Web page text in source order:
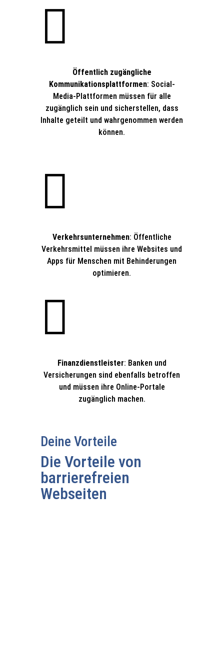

Öffentlich zugängliche
Kommunikationsplattformen: Social-
Media-Plattformen müssen für alle
zugänglich sein und sicherstellen, dass
Inhalte geteilt und wahrgenommen werden
können.

Verkehrsunternehmen: Öffentliche
Verkehrsmittel müssen ihre Websites und
Apps für Menschen mit Behinderungen
optimieren.

Finanzdienstleister: Banken und
Versicherungen sind ebenfalls betroffen
und müssen ihre Online-Portale
zugänglich machen.
Deine Vorteile
Die Vorteile von
barrierefreien
Webseiten